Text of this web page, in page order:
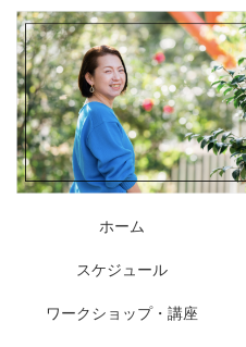
ホーム
スケジュール
ワークショップ・講座